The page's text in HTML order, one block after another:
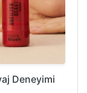
Deneyimi